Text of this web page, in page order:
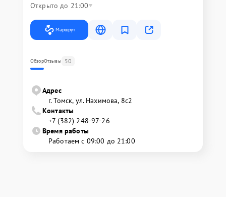
Открыто до 21:00
Маршрут
ОбзорОтзывы 50
Адрес
г. Томск, ул. Нахимова, 8с2
Контакты
+7 (382) 248-97-26
Время работы
Работаем с 09:00 до 21:00